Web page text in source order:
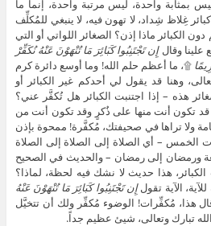
بمثابة واحدة، ليس مرتبة واحدة، إنما ما
غِلاظ شِداد، لا تهون فيه، لا ينبغي للمُكلِّف
الكبائر ماذا إذن؟ الصغائر اللواتي أو التي
علينا وقال إِن تَجْتَنِبُوا كَبَائِرَ مَا تُنْهَوْنَ عَنْهُ نُكَفِّرْ
۩، ما أعظم حلم الله! وما أوسع دائرة كرم
وهنا قد يقول لي أحدكم غير الكبائر أو
هذه – إذا اجتنبت الكبائر هل تُكفَّر عني؟
قد تكون أنت منها على ذُكرٍ وقد تكون أنت من
ولا تراها في صحيفتك، مُكفَّرة! ممحوة بإذن
الخمس – أي الصلاة إلى الصلاة إلى الصلاة
ورمضان إلى رمضان – والحديث في الصحيح
هذا حديث لا نشك فيه لحظة، لماذا؟
الآية تقولإِن تَجْتَنِبُوا كَبَائِرَ مَا تُنْهَوْنَ عَنْهُ
هذا، مُكفِّرات! الوضوء مُكفِّر ولك أن تتخيَّل
تبارك وتعالى، شيئ عظيم جداً.